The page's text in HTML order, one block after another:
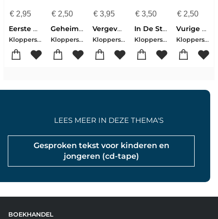
€2,95
Eerste Bloedgetuigen In Nederland
Kloppers, P.j.
€2,50
Geheimzinnige Korf
Kloppers, P.j.
€ 3,95
Vergeven En Vergeten
Kloppers, P.j.
€ 3,50
In De Strik
Kloppers, P.j.
€ 2,50
Vurige Kolen Op 's Vijands Hoofd
Kloppers, P.j.
Gesproken tekst voor kinderen en
jongeren (cd-tape)
LEES MEER IN DEZE THEMA'S
BOEKHANDEL